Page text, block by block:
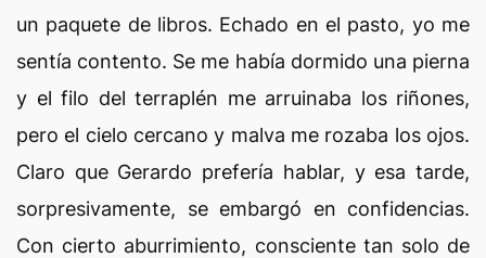
un paquete de libros. Echado en el pasto, yo me
sentía contento. Se me había dormido una pierna
y el filo del terraplén me arruinaba los riñones,
pero el cielo cercano y malva me rozaba los ojos.
Claro que Gerardo prefería hablar, y esa tarde,
sorpresivamente, se embargó en confidencias.
Con cierto aburrimiento, consciente tan solo de